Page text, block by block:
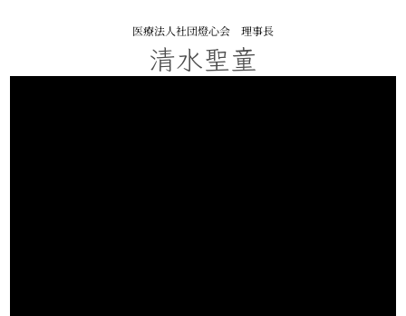
清水聖童
医療法人社団燈心会 理事長